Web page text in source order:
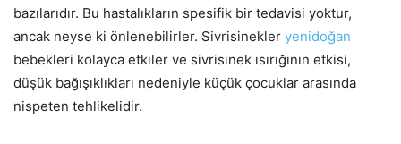
bazılarıdır. Bu hastalıkların spesifik bir tedavisi yoktur,
ancak neyse ki önlenebilirler. Sivrisinekler yenidoğan
bebekleri kolayca etkiler ve sivrisinek ısırığının etkisi,
düşük bağışıklıkları nedeniyle küçük çocuklar arasında
nispeten tehlikelidir.